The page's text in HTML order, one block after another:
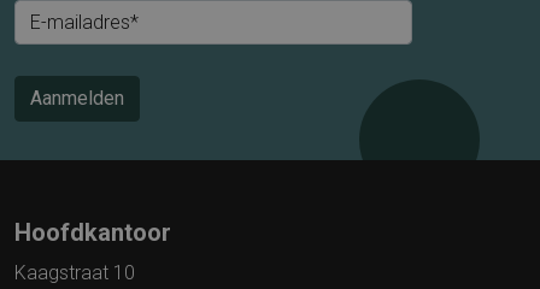
E-mailadres*
Aanmelden
Hoofdkantoor
Kaagstraat 10